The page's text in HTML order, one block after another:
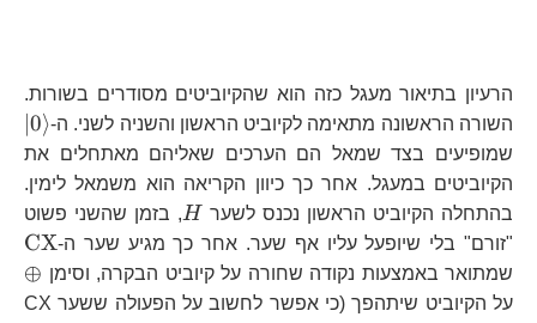
הרעיון בתיאור מעגל כזה הוא שהקיוביטים מסודרים בשורות.
השורה הראשונה מתאימה לקיוביט הראשון והשניה לשני. ה- 0⟩
שמופיעים בצד שמאל הם הערכים שאליהם מאתחלים את
הקיוביטים במעגל. אחר כך כיוון הקריאה הוא משמאל לימין.
בהתחלה הקיוביט הראשון נכנס לשער
H
H, בזמן שהשני פשוט
"זורם" בלי שיופעל עליו אף שער. אחר כך מגיע שער ה-CX
שמתואר באמצעות נקודה שחורה על קיוביט הבקרה, וסימן ⊕
על הקיוביט שיתהפך (כי אפשר לחשוב על הפעולה ששער CX